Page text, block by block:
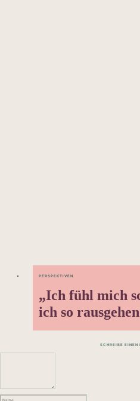
PERSPEKTIVEN
„Ich fühl mich
ich so
SCHREIBE EINEN